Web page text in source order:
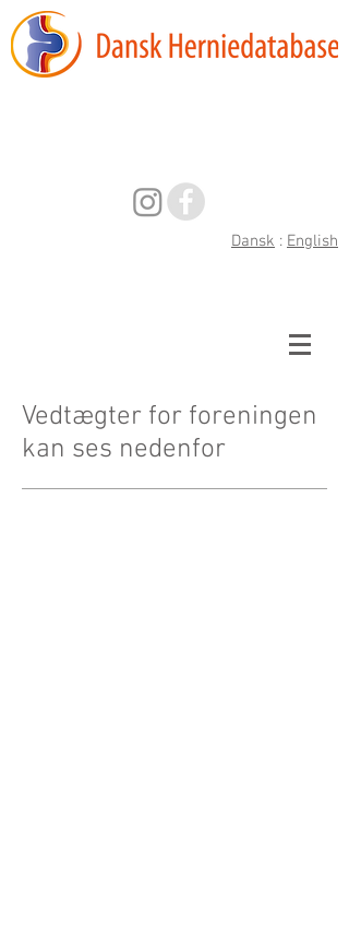
Dansk : English
Vedtægter for foreningen
kan ses nedenfor